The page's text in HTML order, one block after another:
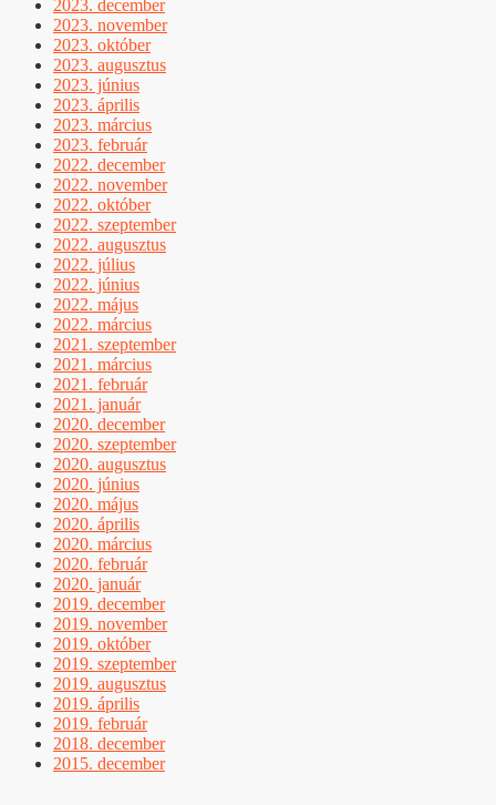
2023. december
2023. november
2023. október
2023. augusztus
2023. június
2023. április
2023. március
2023. február
2022. december
2022. november
2022. október
2022. szeptember
2022. augusztus
2022. július
2022. június
2022. május
2022. március
2021. szeptember
2021. március
2021. február
2021. január
2020. december
2020. szeptember
2020. augusztus
2020. június
2020. május
2020. április
2020. március
2020. február
2020. január
2019. december
2019. november
2019. október
2019. szeptember
2019. augusztus
2019. április
2019. február
2018. december
2015. december